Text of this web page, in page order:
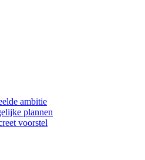
ambitie
plannen
voorstel